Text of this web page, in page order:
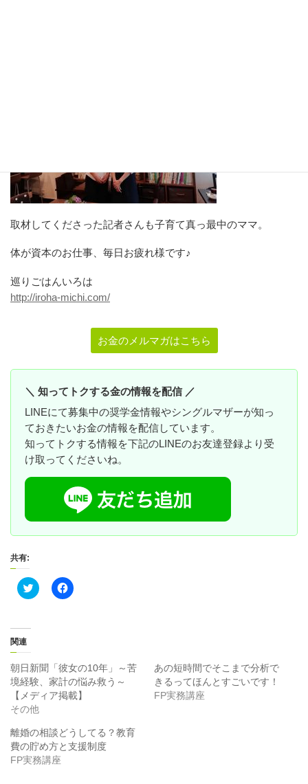
取材してくださった記者さんも子育て真っ最中のママ。
体が資本のお仕事、毎日お疲れ様です♪
巡りごはんいろは
http://iroha-michi.com/
お金のメルマガはこちら
＼ 知ってトクする金の情報を配信 ／
LINEにて募集中の奨学金情報やシングルマザーが知っ
ておきたいお金の情報を配信しています。
知ってトクする情報を下記のLINEのお友達登録より受
け取ってくださいね。
共有:
ク
リ
t
t
e
r
で
共
(
新
し
い
ウ
F
a
共
有
す
る
に
リ
ッ
ク
関連
朝日新聞「彼女の10年」～苦
境経験、家計の悩み救う～
【メディア掲載】
その他
あの短時間でそこまで分析で
きるってほんとすごいです！
FP実務講座
離婚の相談どうしてる？教育
費の貯め方と支援制度
FP実務講座